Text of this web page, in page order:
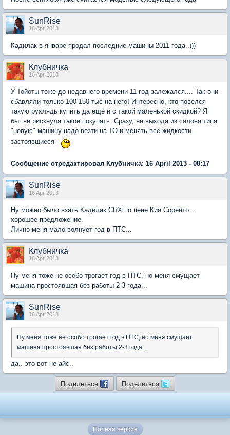
SunRise
16 Apr 2013
Кадилак в январе продал последние машины 2011 года..)))
Клубничка
16 Apr 2013
У Тойоты тоже до недавнего времени 11 год залежался.... Так они
сбавляли только 100-150 тыс на него! Интересно, кто повелся
такую рухлядь купить да ещё и с такой маленькой скидкой? Я
бы не рискнула такое покупать. Сразу, не выходя из салона типа
"новую" машину надо везти на ТО и менять все жидкости
застоявшиеся
Сообщение отредактировал Клубничка: 16 April 2013 - 08:17
SunRise
16 Apr 2013
Ну можно было взять Кадилак CRX по цене Киа Соренто...
хорошее предложение.
Лично меня мало волнует год в ПТС...
Клубничка
16 Apr 2013
Ну меня тоже не особо трогает год в ПТС, но меня смущает
машина простоявшая без работы 2-3 года...
SunRise
16 Apr 2013
Ну меня тоже не особо трогает год в ПТС, но меня смущает
машина простоявшая без работы 2-3 года...
да.. это вот не айс..
Поделиться Поделиться
Полная версия